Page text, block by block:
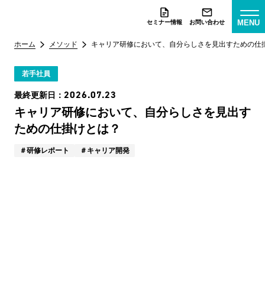
セミナー情報 お問い合わせ MENU
ホーム メソッド キャリア研修において、自分らしさを見出すための仕
若手社員
最終更新日： 2026.07.23
キャリア研修において、自分らしさを見出す
ための仕掛けとは？
研修レポート キャリア開発